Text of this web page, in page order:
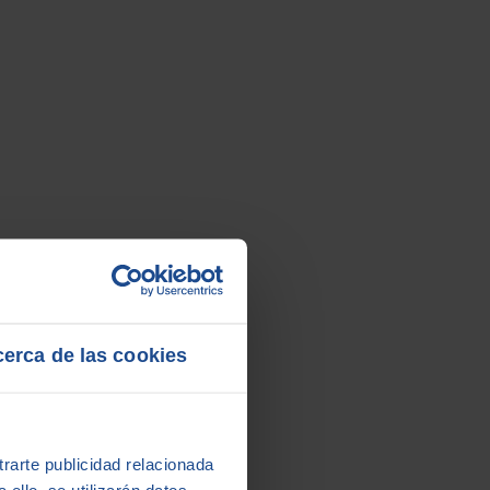
de las cookies
publicidad relacionada